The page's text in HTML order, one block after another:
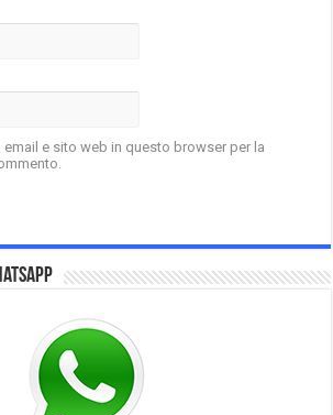
email e sito web in questo browser per la